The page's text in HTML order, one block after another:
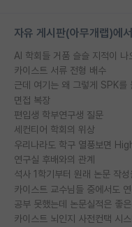
자유 게시판(아무개랩)에
AI 학회들 거품 슬슬 지적이 나
카이스트 서류 전형 배수
근데 여기는 왜 그렇게 SPK를
면접 복장
편입생 학부연구생 질문
세컨티어 학회의 위상
연구실 후배와의 관계
석사 1학기부터 원래 논문 작
공부 못했는데 논문실적은 좋
카이스트 뇌인지 사전컨택 시스